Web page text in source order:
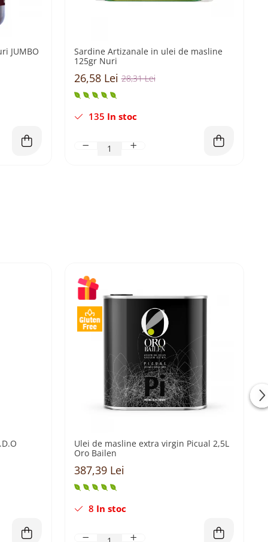
JUMBO
Sardine Artizanale in ulei de masline
125gr Nuri
28,31 Lei
26,58 Lei
135 In stoc
Ulei de masline extra virgin Picual 2,5L
Oro Bailen
387,39 Lei
8 In stoc